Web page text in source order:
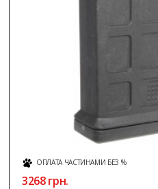
ОПЛАТА ЧАСТИНАМИ БЕЗ %
3268грн.